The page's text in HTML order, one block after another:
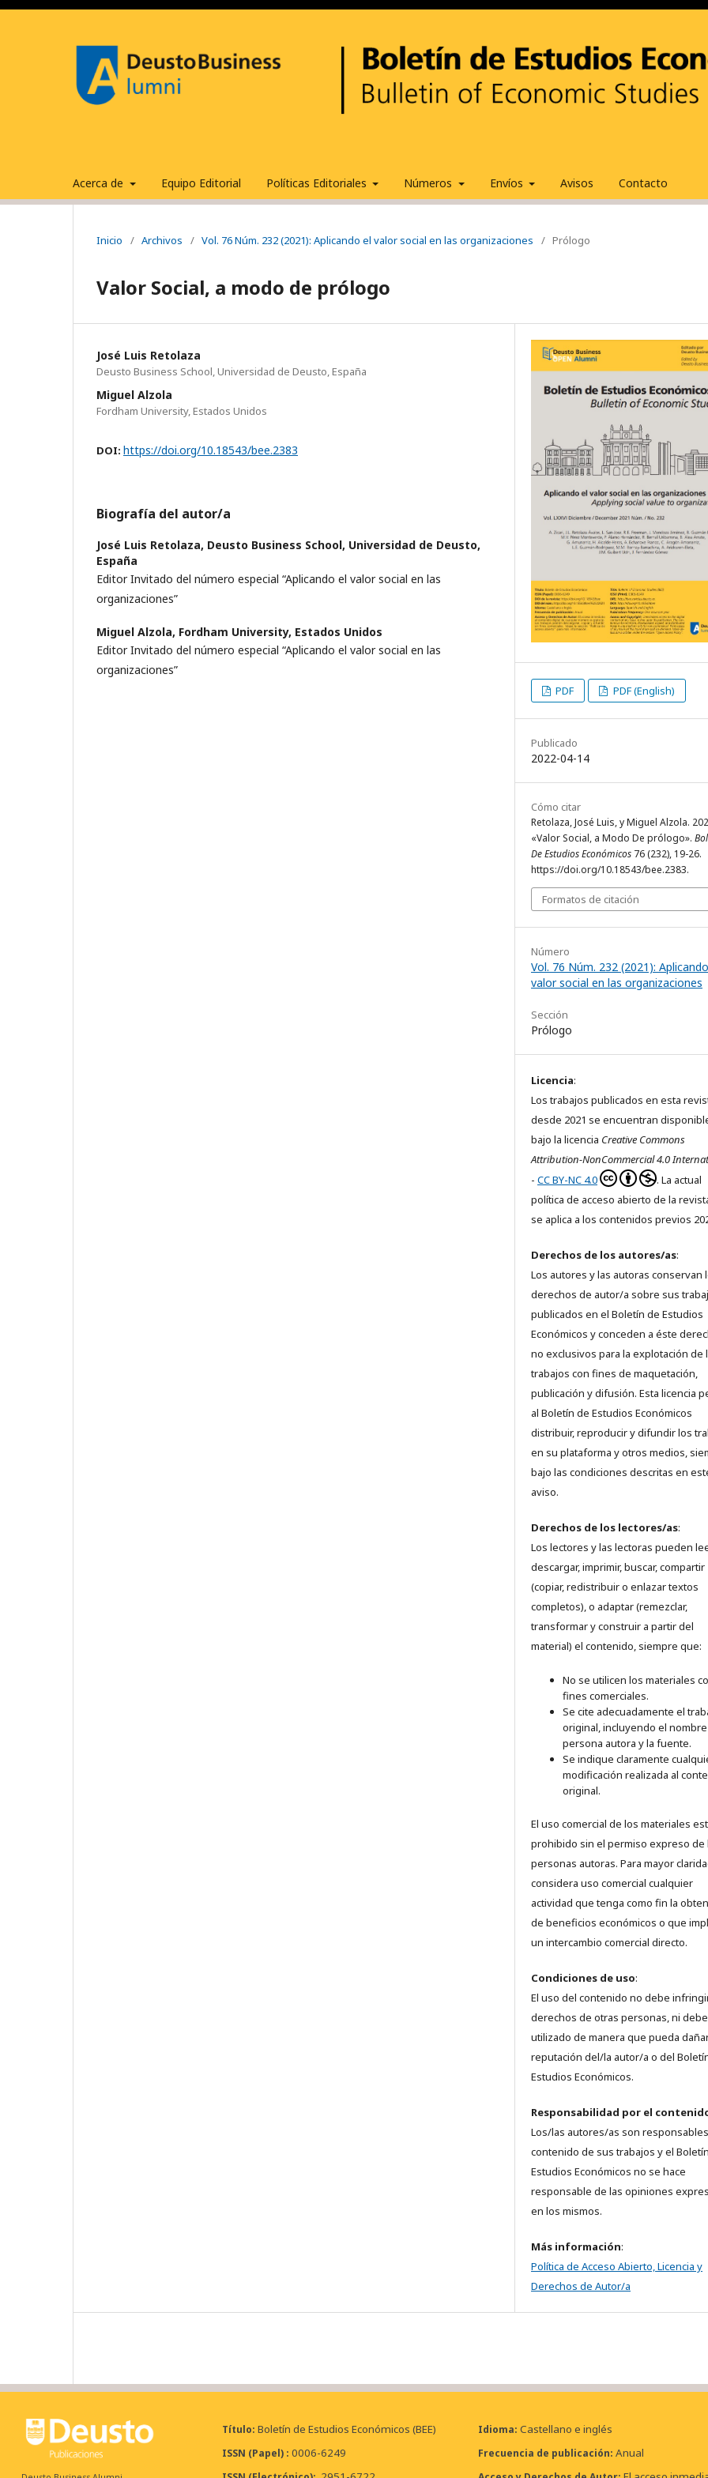
Acerca de Equipo Editorial Políticas Editoriales Números Envíos Avisos Contacto
Inicio / Archivos / Vol. 76 Núm. 232 (2021): Aplicando el valor social en las organizaciones / Prólogo
Valor Social, a modo de prólogo
José Luis Retolaza
Deusto Business School, Universidad de Deusto, España
Miguel Alzola
Fordham University, Estados Unidos
DOI: https://doi.org/10.18543/bee.2383
Biografía del autor/a
José Luis Retolaza, Deusto Business School, Universidad de Deusto,
España
Editor Invitado del número especial “Aplicando el valor social en las
organizaciones”
Miguel Alzola, Fordham University, Estados Unidos
Editor Invitado del número especial “Aplicando el valor social en las
organizaciones”
PDF PDF (English)
Publicado
2022-04-14
Cómo citar
Retolaza, José Luis, y Miguel Alzola.
«Valor Social, a Modo De prólogo».
De Estudios Económicos 76 (232), 19-26.
https://doi.org/10.18543/bee.2383.
Formatos de citación
Número
Vol. 76 Núm. 232 (2021):
valor social en las organizaciones
Sección
Prólogo
Licencia:
Los trabajos publicados en esta
desde 2021 se encuentran
bajo la licencia Creative Commons
Attribution-NonCommercial 4.0
- CC BY-NC 4.0
. La actual
política de acceso abierto de la
se aplica a los contenidos previos
Derechos de los autores/as:
Los autores y las autoras conservan
derechos de autor/a sobre sus
publicados en el Boletín de Estudios
Económicos y conceden a éste
no exclusivos para la explotación de
trabajos con fines de maquetación,
publicación y difusión. Esta licencia
al Boletín de Estudios Económicos
distribuir, reproducir y difundir los
en su plataforma y otros medios,
bajo las condiciones descritas en
aviso.
Derechos de los lectores/as:
Los lectores y las lectoras pueden
descargar, imprimir, buscar, compartir
(copiar, redistribuir o enlazar textos
completos), o adaptar (remezclar,
transformar y construir a partir del
material) el contenido, siempre que:
No se utilicen los materiales
fines comerciales.
Se cite adecuadamente el
original, incluyendo el
persona autora y la fuente.
Se indique claramente
modificación realizada al
original.
El uso comercial de los materiales
prohibido sin el permiso expreso de
personas autoras. Para mayor
considera uso comercial cualquier
actividad que tenga como fin la
de beneficios económicos o que
un intercambio comercial directo.
Condiciones de uso:
El uso del contenido no debe
derechos de otras personas, ni
utilizado de manera que pueda
reputación del/la autor/a o del
Estudios Económicos.
Responsabilidad por el
Los/las autores/as son
contenido de sus trabajos y el
Estudios Económicos no se hace
responsable de las opiniones
en los mismos.
Más información:
Política de Acceso Abierto, Licencia y
Derechos de Autor/a
Título Boletín de Estudios Económicos (BEE)
ISSN (Papel) 0006-6249
Idioma Castellano e inglés
Frecuencia de publicación Anual